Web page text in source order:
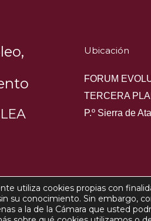
Ubicación
FORUM
TERCERA
P.º Sierra de
Copyright ©
Aviso Legal
utiliza cookies propias con
su conocimiento. Sin embargo,
a la de la Cámara que usted